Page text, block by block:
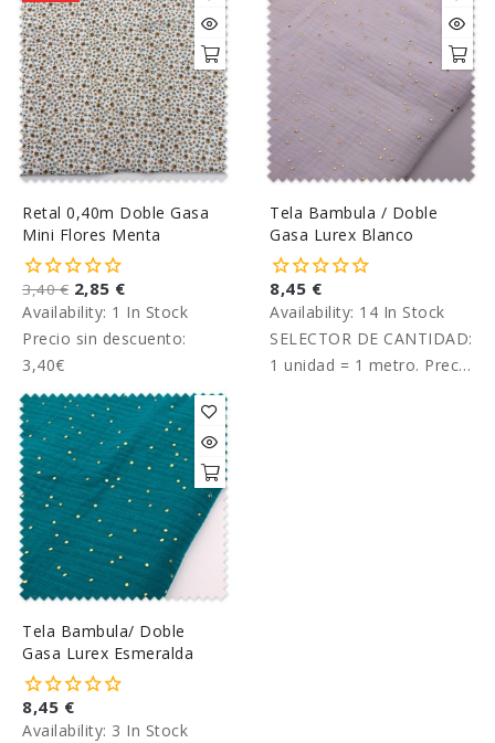
Retal 0,40m Doble Gasa
Mini Flores Menta
3,40 € 2,85 €
Availability: 1 In Stock
Precio sin descuento:
3,40€
Tela Bambula / Doble
Gasa Lurex Blanco
8,45 €
Availability: 14 In Stock
SELECTOR DE CANTIDAD:
1 unidad = 1 metro. Precio
Tela Bambula/ Doble
Gasa Lurex Esmeralda
8,45 €
Availability: 3 In Stock